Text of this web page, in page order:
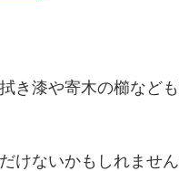
き漆や寄木の櫛など
けないかもしれませ